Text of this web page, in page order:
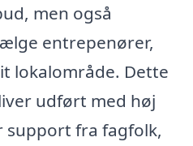
men også
entrepenører,
lokalområde. Dette
udført med høj
support fra fagfolk,